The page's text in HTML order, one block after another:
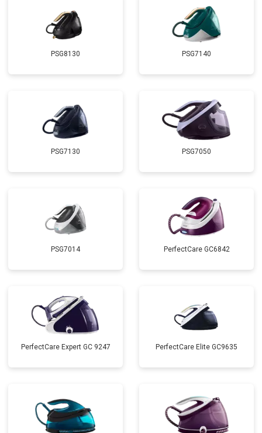
PSG8130 PSG7140
PSG7130 PSG7050
PSG7014 PerfectCare GC6842
PerfectCare Expert GC 9247 PerfectCare Elite GC9635